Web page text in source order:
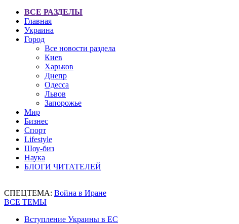
ВСЕ РАЗДЕЛЫ
Главная
Украина
Город
Все новости раздела
Киев
Харьков
Днепр
Одесса
Львов
Запорожье
Мир
Бизнес
Спорт
Lifestyle
Шоу-биз
Наука
БЛОГИ ЧИТАТЕЛЕЙ
СПЕЦТЕМА: Война в Иране
ВСЕ ТЕМЫ
Вступление Украины в ЕС